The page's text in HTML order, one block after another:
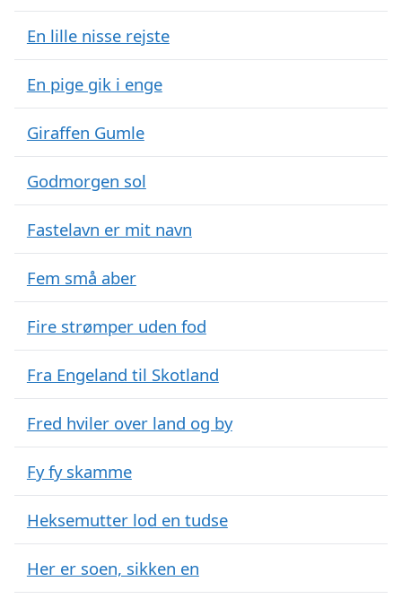
En lille nisse rejste
En pige gik i enge
Giraffen Gumle
Godmorgen sol
Fastelavn er mit navn
Fem små aber
Fire strømper uden fod
Fra Engeland til Skotland
Fred hviler over land og by
Fy fy skamme
Heksemutter lod en tudse
Her er soen, sikken en